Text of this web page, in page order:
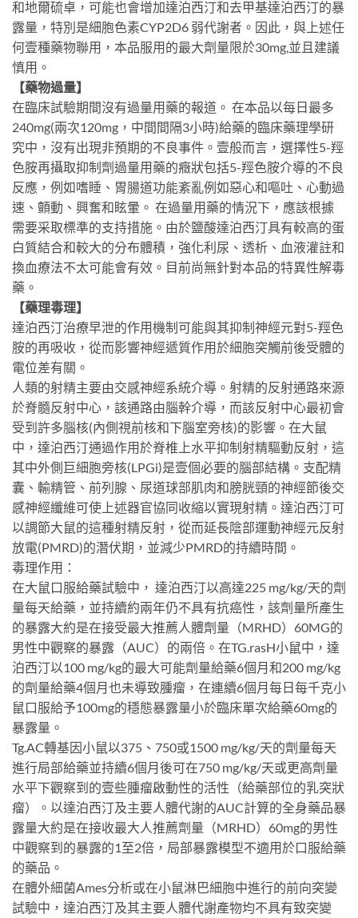
和地爾硫卓，可能也會增加達泊西汀和去甲基達泊西汀的暴
露量，特別是細胞色素CYP2D6 弱代謝者。因此，與上述任
何壹種藥物聯用，本品服用的最大劑量限於30mg,並且建議
慎用。
【藥物過量】
在臨床試驗期間沒有過量用藥的報道。 在本品以每日最多
240mg(兩次120mg，中間間隔3小時)給藥的臨床藥理學研
究中，沒有出現非預期的不良事件。壹般而言，選擇性5-羥
色胺再攝取抑制劑過量用藥的癥狀包括5-羥色胺介導的不良
反應，例如嗜睡、胃腸道功能紊亂例如惡心和嘔吐、心動過
速、顫動、興奮和眩暈。 在過量用藥的情況下，應該根據
需要采取標準的支持措施。由於鹽酸達泊西汀具有較高的蛋
白質結合和較大的分布體積，強化利尿、透析、血液灌註和
換血療法不太可能會有效。目前尚無針對本品的特異性解毒
藥。
【藥理毒理】
達泊西汀治療早泄的作用機制可能與其抑制神經元對5-羥色
胺的再吸收，從而影響神經遞質作用於細胞突觸前後受體的
電位差有關。
人類的射精主要由交感神經系統介導。射精的反射通路來源
於脊髓反射中心，該通路由腦幹介導，而該反射中心最初會
受到許多腦核(內側視前核和下腦室旁核)的影響。在大鼠
中，達泊西汀通過作用於脊椎上水平抑制射精驅動反射，這
其中外側巨細胞旁核(LPGi)是壹個必要的腦部結構。支配精
囊、輸精管、前列腺、尿道球部肌肉和膀胱頸的神經節後交
感神經纖維可使上述器官協同收縮以實現射精。達泊西汀可
以調節大鼠的這種射精反射，從而延長陰部運動神經元反射
放電(PMRD)的潛伏期，並減少PMRD的持續時間。
毒理作用：
在大鼠口服給藥試驗中， 達泊西汀以高達225 mg/kg/天的劑
量每天給藥，並持續約兩年仍不具有抗癌性，該劑量所產生
的暴露大約是在接受最大推薦人體劑量（MRHD）60MG的
男性中觀察的暴露（AUC）的兩倍。在TG.rasH小鼠中，達
泊西汀以100 mg/kg的最大可能劑量給藥6個月和200 mg/kg
的劑量給藥4個月也未導致腫瘤，在連續6個月每日每千克小
鼠口服給予100mg的穩態暴露量小於臨床單次給藥60mg的
暴露量。
Tg.AC轉基因小鼠以375、750或1500 mg/kg/天的劑量每天
進行局部給藥並持續6個月後可在750 mg/kg/天或更高劑量
水平下觀察到的壹些腫瘤啟動性的活性（給藥部位的乳突狀
瘤）。以達泊西汀及主要人體代謝的AUC計算的全身藥品暴
露量大約是在接收最大人推薦劑量（MRHD）60mg的男性
中觀察到的暴露的1至2倍，局部暴露模型不適用於口服給藥
的藥品。
在體外細菌Ames分析或在小鼠淋巴細胞中進行的前向突變
試驗中，達泊西汀及其主要人體代謝產物均不具有致突變